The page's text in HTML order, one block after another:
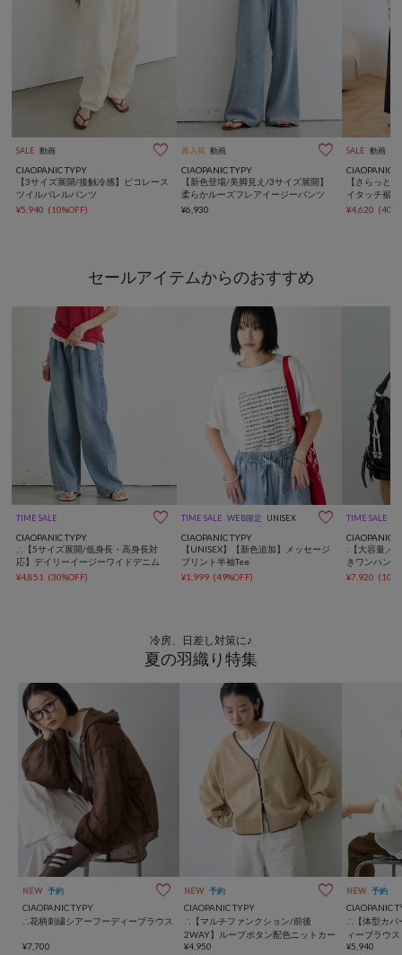
SALE 動画 
CIAOPANIC TYPY
【3サイズ展開/接触冷感】ピコレース
ツイルバレルパンツ
¥5,940 (10%OFF)
再入荷 動画 
CIAOPANIC TYPY
【新色登場/美脚見え/3サイズ展開】
柔らかルーズフレアイージーパンツ
¥6,930
SALE 動画
CIAOPANIC
【さらっと
イタッチ裾
ース
¥4,620
セールアイテムからのおすすめ
TIME SALE 
CIAOPANIC TYPY
∴【5サイズ展開/低身長・高身長対
応】デイリーイージーワイドデニム
¥4,851 (30%OFF)
TIME SALE WEB限定 UNISEX 
CIAOPANIC TYPY
【UNISEX】【新色追加】メッセージ
プリント半袖Tee
¥1,999 (49%OFF)
TIME SALE
CIAOPANIC
:【大容量／
きワンハン
¥7,920
冷房、日差し対策に♪
夏の羽織り特集
NEW 予約
CIAOPANIC TYPY
∴花柄刺繍シアーフーディーブラウス
¥7,700
NEW 予約
CIAOPANIC TYPY
∴【マルチファンクション/前後
2WAY】ループボタン配色ニットカー
デ
¥4,950
NEW 予約
CIAOPANIC
∴【体型カバ
ィーブラウス
¥5,940